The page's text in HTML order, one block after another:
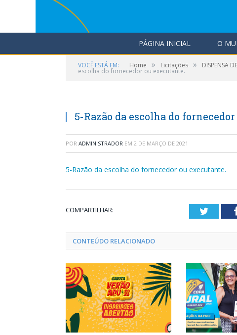
PÁGINA INICIAL O
VOCÊ ESTÁ EM: Home » Licitações » DISPENSA
escolha do fornecedor ou executante.
5-Razão da escolha do
POR ADMINISTRADOR EM 2 DE MARÇO DE 2021
5-Razão da escolha do fornecedor ou executante.
COMPARTILHAR: Twitter
CONTEÚDO RELACIONADO